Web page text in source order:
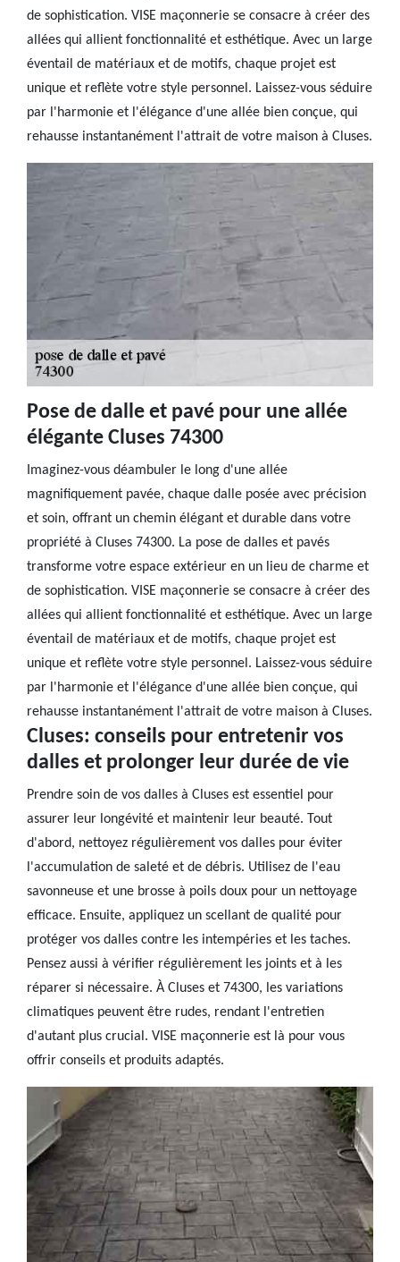
de sophistication. VISE maçonnerie se consacre à créer des
allées qui allient fonctionnalité et esthétique. Avec un large
éventail de matériaux et de motifs, chaque projet est
unique et reflète votre style personnel. Laissez-vous séduire
par l'harmonie et l'élégance d'une allée bien conçue, qui
rehausse instantanément l'attrait de votre maison à Cluses.
Pose de dalle et pavé pour une allée
élégante Cluses 74300
Imaginez-vous déambuler le long d'une allée
magnifiquement pavée, chaque dalle posée avec précision
et soin, offrant un chemin élégant et durable dans votre
propriété à Cluses 74300. La pose de dalles et pavés
transforme votre espace extérieur en un lieu de charme et
de sophistication. VISE maçonnerie se consacre à créer des
allées qui allient fonctionnalité et esthétique. Avec un large
éventail de matériaux et de motifs, chaque projet est
unique et reflète votre style personnel. Laissez-vous séduire
par l'harmonie et l'élégance d'une allée bien conçue, qui
rehausse instantanément l'attrait de votre maison à Cluses.
Cluses: conseils pour entretenir vos
dalles et prolonger leur durée de vie
Prendre soin de vos dalles à Cluses est essentiel pour
assurer leur longévité et maintenir leur beauté. Tout
d'abord, nettoyez régulièrement vos dalles pour éviter
l'accumulation de saleté et de débris. Utilisez de l'eau
savonneuse et une brosse à poils doux pour un nettoyage
efficace. Ensuite, appliquez un scellant de qualité pour
protéger vos dalles contre les intempéries et les taches.
Pensez aussi à vérifier régulièrement les joints et à les
réparer si nécessaire. À Cluses et 74300, les variations
climatiques peuvent être rudes, rendant l'entretien
d'autant plus crucial. VISE maçonnerie est là pour vous
offrir conseils et produits adaptés.